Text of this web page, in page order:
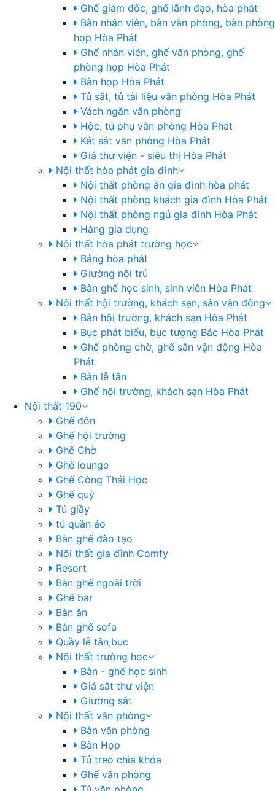
Ghế giám đốc, ghế lãnh đạo, hòa phát
Bàn nhân viên, bàn văn phòng, bàn phòng
họp Hòa Phát
Ghế nhân viên, ghế văn phòng, ghế
phòng họp Hòa Phát
Bàn họp Hòa Phát
Tủ sắt, tủ tài liệu văn phòng Hòa Phát
Vách ngăn văn phòng
Hộc, tủ phụ văn phòng Hòa Phát
Két sắt văn phòng Hòa Phát
Giá thư viện - siêu thị Hòa Phát
Nội thất hòa phát gia đình
Nội thất phòng ăn gia đình hòa phát
Nội thất phòng khách gia đình Hòa Phát
Nội thất phòng ngủ gia đình Hòa Phát
Hàng gia dụng
Nội thất hòa phát trường học
Bảng hòa phát
Giường nội trú
Bàn ghế học sinh, sinh viên Hòa Phát
Nội thất hội trường, khách sạn, sân vận động
Bàn hội trường, khách sạn Hòa Phát
Bục phát biểu, bục tượng Bác Hòa Phát
Ghế phòng chờ, ghế sân vận động Hòa
Phát
Bàn lễ tân
Ghế hội trường, khách sạn Hòa Phát
Nội thất 190
Ghế đôn
Ghế hội trường
Ghế Chờ
Ghế lounge
Ghế Công Thái Học
Ghế quỳ
Tủ giầy
tủ quần áo
Bàn ghế đào tạo
Nội thất gia đình Comfy
Resort
Bàn ghế ngoài trời
Ghế bar
Bàn ăn
Bàn ghế sofa
Quầy lễ tân,bục
Nội thất trường học
Bàn - ghế học sinh
Giá sắt thư viện
Giường sắt
Nội thất văn phòng
Bàn văn phòng
Bàn Họp
Tủ treo chìa khóa
Ghế văn phòng